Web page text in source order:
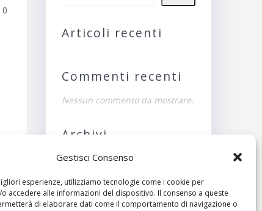
Gestisci Consenso
esperienze, utilizziamo tecnologie come i cookie per
accedere alle informazioni del dispositivo. Il consenso a queste
di elaborare dati come il comportamento di navigazione o
0
Articoli recenti
Commenti recenti
Nessun commento da mostrare.
Archivi
Nessun archivio da
Categorie